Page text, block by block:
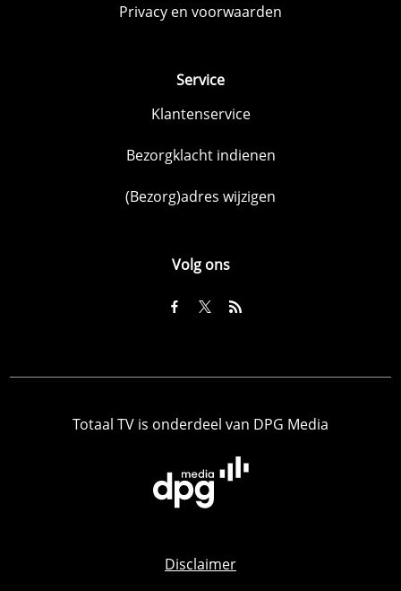
Privacy en voorwaarden
Service
Klantenservice
Bezorgklacht indienen
(Bezorg)adres wijzigen
Volg ons
Totaal TV is onderdeel van DPG Media
Disclaimer